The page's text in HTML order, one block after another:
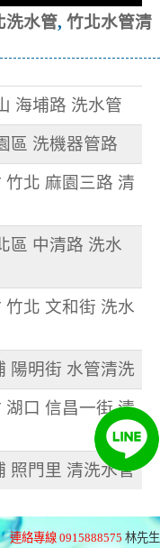
洗水管, 竹北水管清
海埔路 洗水管
區 洗機器管路
竹北 麻園三路 清
區 中清路 洗水
竹北 文和街 洗水
陽明街 水管清洗
湖口 信昌一街 清
照門里 清洗水管
連絡專線 0915888575 林先生